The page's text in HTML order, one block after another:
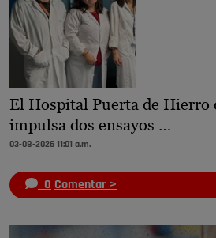
El Hospital Puerta de Hierro
impulsa dos ensayos …
03-08-2026 11:01 a.m.
0 Comentar >